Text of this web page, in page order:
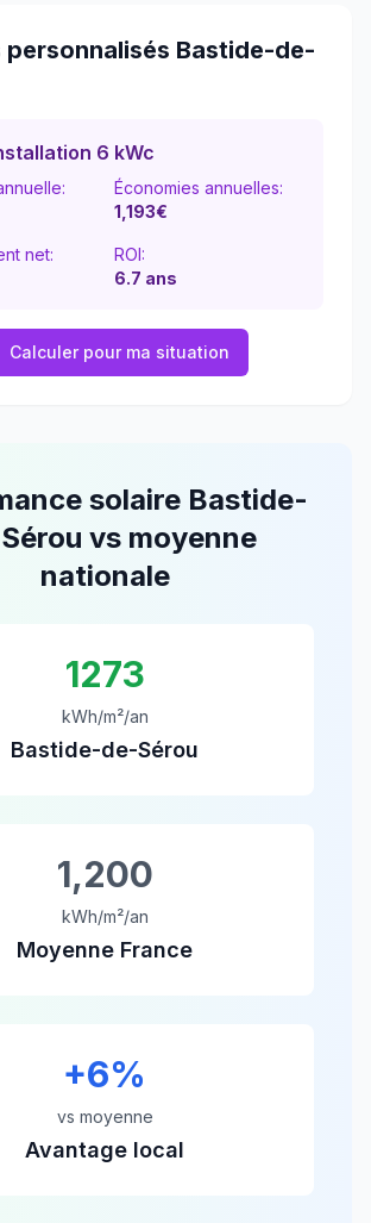
personnalisés Bastide-de-
6 kWc
Économies annuelles:
1,193€
net:
ROI:
6.7 ans
Calculer pour ma situation
solaire Bastide-
vs moyenne
nationale
1273
kWh/m²/an
Bastide-de-Sérou
1,200
kWh/m²/an
Moyenne France
+6%
vs moyenne
Avantage local